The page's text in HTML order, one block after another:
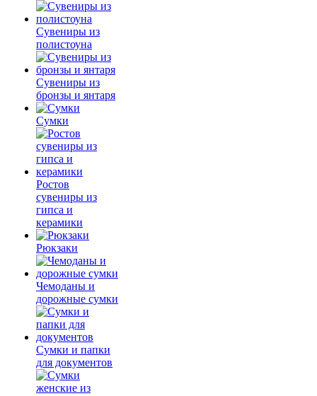
Сувениры из
полистоуна
Сувениры из
бронзы и янтаря
Сумки
Ростов
сувениры из
гипса и
керамики
Рюкзаки
Чемоданы и
дорожные сумки
Сумки и папки
для документов